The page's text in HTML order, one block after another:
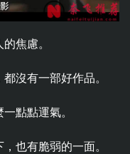
焦慮。
沒有一部好作品。
點點運氣。
也有脆弱的一面。